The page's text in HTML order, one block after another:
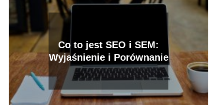
Co to jest SEO i SEM:
Wyjaśnienie i Porównanie